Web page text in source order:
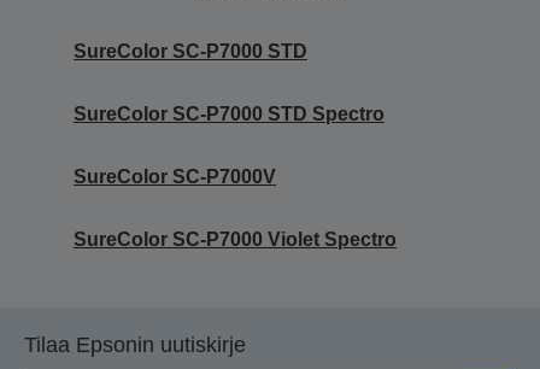
SureColor SC-P7000 STD
SureColor SC-P7000 STD Spectro
SureColor SC-P7000V
SureColor SC-P7000 Violet Spectro
Tilaa Epsonin uutiskirje